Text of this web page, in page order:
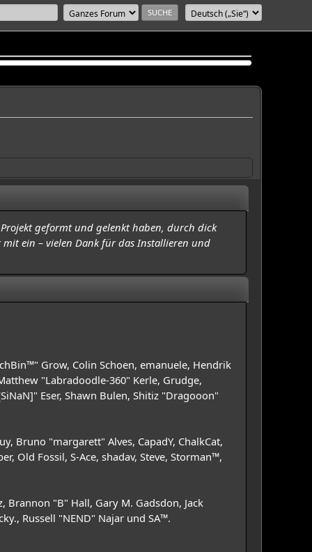
geformt und gelenkt haben, durch dick
ein – vielen Dank für das Installieren und
Grow, Colin Schoen, emanuele, Hendrik
"Labradoodle-360" Kerle, Grudge,
Eser, Shawn Bulen, Shitiz "Dragooon"
Bruno "margarett" Alves, CapadY, ChalkCat,
Old Fossil, S-Ace, shadav, Steve, Storman™,
Brannon "B" Hall, Gary M. Gadsdon, Jack
Russell "NEND" Najar und SA™.